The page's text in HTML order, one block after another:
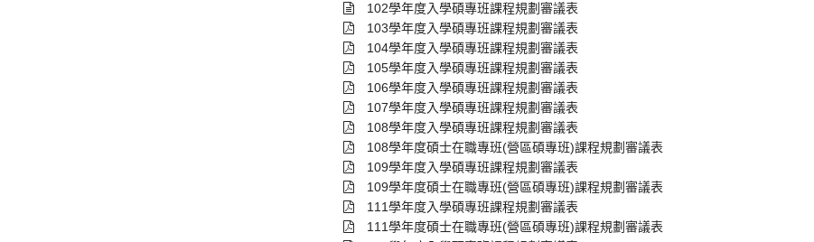
102學年度入學碩專班課程規劃審議表
103學年度入學碩專班課程規劃審議表
104學年度入學碩專班課程規劃審議表
105學年度入學碩專班課程規劃審議表
106學年度入學碩專班課程規劃審議表
107學年度入學碩專班課程規劃審議表
108學年度入學碩專班課程規劃審議表
108學年度碩士在職專班(營區碩專班)課程規劃審議表
109學年度入學碩專班課程規劃審議表
109學年度碩士在職專班(營區碩專班)課程規劃審議表
111學年度入學碩專班課程規劃審議表
111學年度碩士在職專班(營區碩專班)課程規劃審議表